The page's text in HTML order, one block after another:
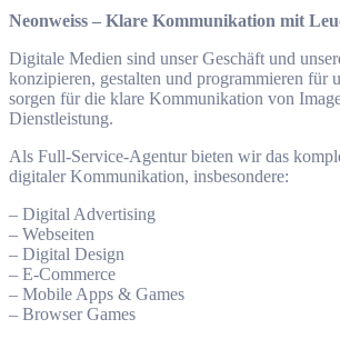
Neonweiss – Klare Kommunikation mit
Digitale Medien sind unser Geschäft und
konzipieren, gestalten und programmieren für
sorgen für die klare Kommunikation von
Dienstleistung.
Als Full-Service-Agentur bieten wir das
digitaler Kommunikation, insbesondere:
– Digital Advertising
– Webseiten
– Digital Design
– E-Commerce
– Mobile Apps & Games
– Browser Games